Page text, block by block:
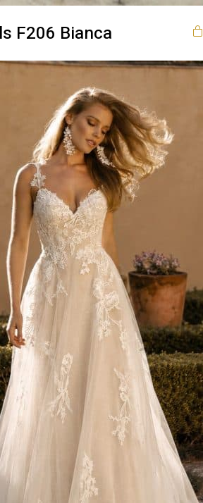
F206 Bianca